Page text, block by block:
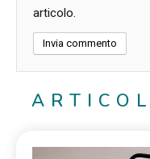
articolo.